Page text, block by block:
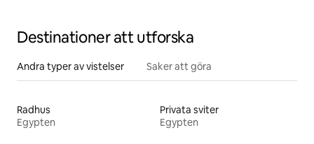
Destinationer att utforska
Andra typer av vistelser Saker att göra
Radhus
Egypten
Privata sviter
Egypten